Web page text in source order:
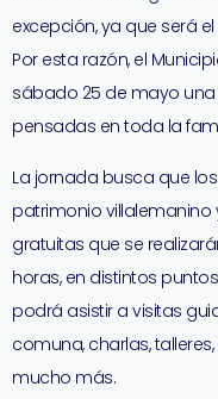
excepción, ya que será
Por esta razón, el
sábado 25 de mayo
pensadas en toda la
La jornada busca que
patrimonio villalemanino
gratuitas que se
horas, en distintos
podrá asistir a visitas
comuna, charlas,
mucho más.